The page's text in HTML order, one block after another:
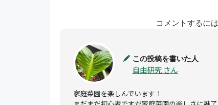
コメントするに
この投稿を書いた人
自由研究 さん
家庭菜園を楽しんでいます！